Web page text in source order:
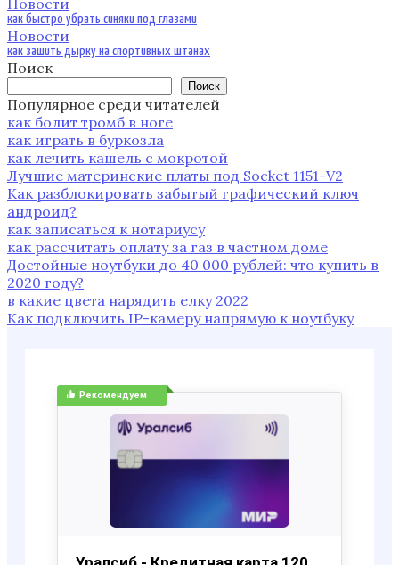
как быстро убрать синяки под глазами
Новости
как зашить дырку на спортивных штанах
Поиск
Поиск
Популярное среди читателей
как болит тромб в ноге
как играть в буркозла
как лечить кашель с мокротой
Лучшие материнские платы под Socket 1151-V2
Как разблокировать забытый графический ключ
андроид?
как записаться к нотариусу
как рассчитать оплату за газ в частном доме
Достойные ноутбуки до 40 000 рублей: что купить в
2020 году?
в какие цвета нарядить елку 2022
Как подключить IP-камеру напрямую к ноутбуку